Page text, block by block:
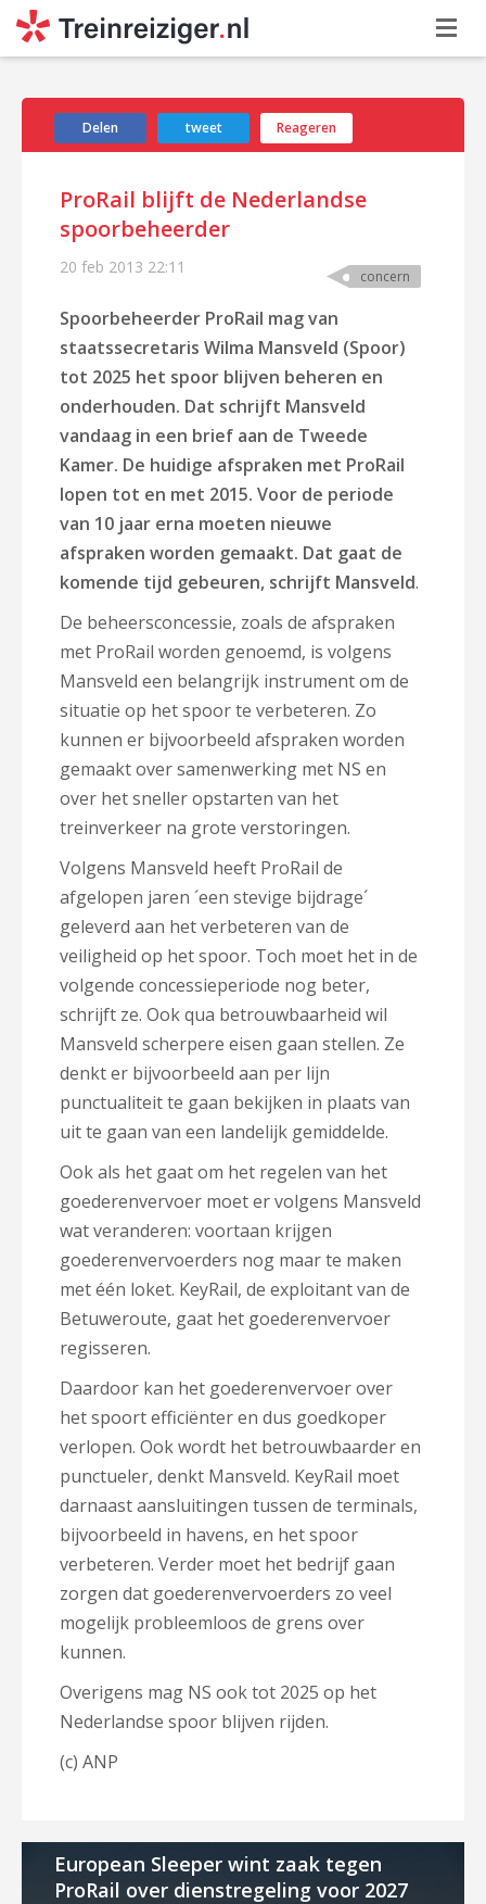
Delen tweet Reageren
ProRail blijft de Nederlandse
spoorbeheerder
20 feb 2013 22:11 concern
Spoorbeheerder ProRail mag van
staatssecretaris Wilma Mansveld (Spoor)
tot 2025 het spoor blijven beheren en
onderhouden. Dat schrijft Mansveld
vandaag in een brief aan de Tweede
Kamer. De huidige afspraken met ProRail
lopen tot en met 2015. Voor de periode
van 10 jaar erna moeten nieuwe
afspraken worden gemaakt. Dat gaat de
komende tijd gebeuren, schrijft Mansveld.
De beheersconcessie, zoals de afspraken
met ProRail worden genoemd, is volgens
Mansveld een belangrijk instrument om de
situatie op het spoor te verbeteren. Zo
kunnen er bijvoorbeeld afspraken worden
gemaakt over samenwerking met NS en
over het sneller opstarten van het
treinverkeer na grote verstoringen.
Volgens Mansveld heeft ProRail de
afgelopen jaren ´een stevige bijdrage´
geleverd aan het verbeteren van de
veiligheid op het spoor. Toch moet het in de
volgende concessieperiode nog beter,
schrijft ze. Ook qua betrouwbaarheid wil
Mansveld scherpere eisen gaan stellen. Ze
denkt er bijvoorbeeld aan per lijn
punctualiteit te gaan bekijken in plaats van
uit te gaan van een landelijk gemiddelde.
Ook als het gaat om het regelen van het
goederenvervoer moet er volgens Mansveld
wat veranderen: voortaan krijgen
goederenvervoerders nog maar te maken
met één loket. KeyRail, de exploitant van de
Betuweroute, gaat het goederenvervoer
regisseren.
Daardoor kan het goederenvervoer over
het spoort efficiënter en dus goedkoper
verlopen. Ook wordt het betrouwbaarder en
punctueler, denkt Mansveld. KeyRail moet
darnaast aansluitingen tussen de terminals,
bijvoorbeeld in havens, en het spoor
verbeteren. Verder moet het bedrijf gaan
zorgen dat goederenvervoerders zo veel
mogelijk probleemloos de grens over
kunnen.
Overigens mag NS ook tot 2025 op het
Nederlandse spoor blijven rijden.
(c) ANP
European Sleeper wint zaak tegen
ProRail over dienstregeling voor 2027